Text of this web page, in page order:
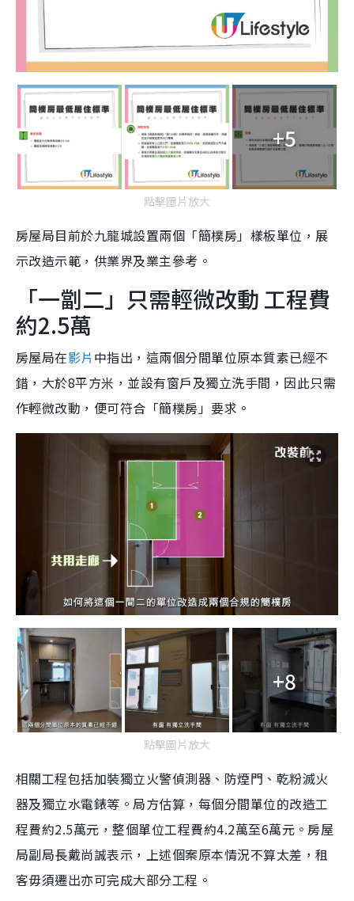
+5
點擊圖片放大
房屋局目前於九龍城設置兩個「簡樸房」樣板單位，展
示改造示範，供業界及業主參考。
「一劏二」只需輕微改動 工程費
約2.5萬
房屋局在影片 中指出，這兩個分間單位原本質素已經不
錯，大於8平方米，並設有窗戶及獨立洗手間，因此只需
作輕微改動，便可符合「簡樸房」要求。
+8
點擊圖片放大
相關工程包括加裝獨立火警偵測器、防煙門、乾粉滅火
器及獨立水電錶等。局方估算，每個分間單位的改造工
程費約2.5萬元，整個單位工程費約4.2萬至6萬元。房屋
局副局長戴尚誠表示，上述個案原本情況不算太差，租
客毋須遷出亦可完成大部分工程。